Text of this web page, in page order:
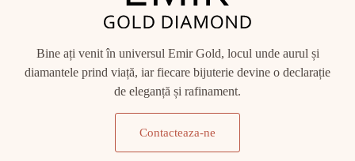
Bine ați venit în universul Emir Gold, locul unde aurul și
diamantele prind viață, iar fiecare bijuterie devine o declarație
de eleganță și rafinament.
Contacteaza-ne